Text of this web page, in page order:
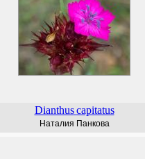
Dianthus capitatus
Наталия Панкова